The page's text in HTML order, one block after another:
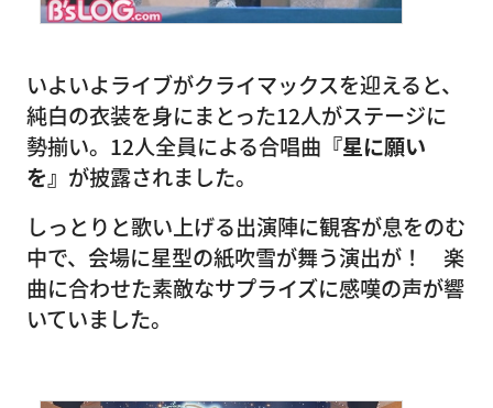
いよいよライブがクライマックスを迎えると、
純白の衣装を身にまとった12人がステージに
勢揃い。12人全員による合唱曲 『星に願い
を』 が披露されました。
しっとりと歌い上げる出演陣に観客が息をのむ
中で、会場に星型の紙吹雪が舞う演出が！ 楽
曲に合わせた素敵なサプライズに感嘆の声が響
いていました。